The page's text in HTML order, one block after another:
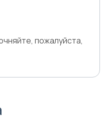
пожалуйста,